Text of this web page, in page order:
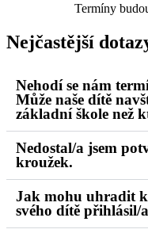
Termíny
Nejčastější
Nehodí se nám
Může naše dítě
základní škole než
Nedostal/a jsem
kroužek.
Jak mohu uhradit
svého dítě přihlásil/